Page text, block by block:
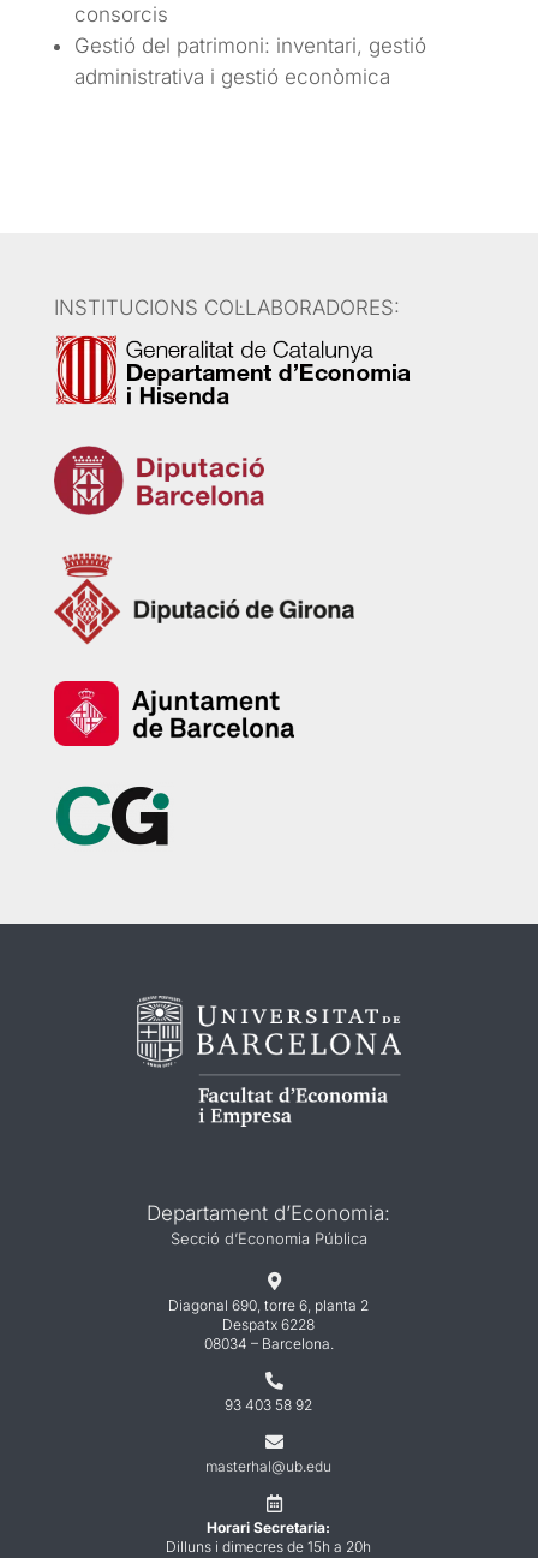
consorcis
Gestió del patrimoni: inventari, gestió
administrativa i gestió econòmica
INSTITUCIONS COL·LABORADORES:
Departament d’Economia:
Secció d’Economia Pública

Diagonal 690, torre 6, planta 2
Despatx 6228
08034 – Barcelona.

93 403 58 92

masterhal@ub.edu

Horari Secretaria:
Dilluns i dimecres de 15h a 20h